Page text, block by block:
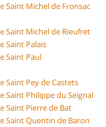
Saint Michel de Fronsac
Saint Michel de Rieufret
Saint Palais
Saint Paul
Saint Pey de Castets
Saint Philippe du Seignal
Saint Pierre de Bat
Saint Quentin de Baron